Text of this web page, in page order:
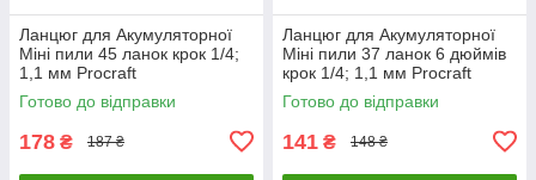
Ланцюг для Акумуляторної
Міні пили 45 ланок крок 1/4;
1,1 мм Procraft
Готово до відправки
178 ₴ 187 ₴
Ланцюг для Акумуляторної
Міні пили 37 ланок 6 дюймів
крок 1/4; 1,1 мм Procraft
Готово до відправки
141 ₴ 148 ₴